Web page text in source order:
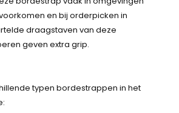
en bij orderpicken in
draagstaven van deze
geven extra grip.
typen bordestrappen in het